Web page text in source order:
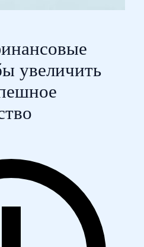
увеличить